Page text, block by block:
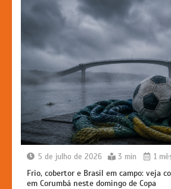
5 de julho de 2026 3 min 1
Frio, cobertor e Brasil em campo: veja
em Corumbá neste domingo de Copa